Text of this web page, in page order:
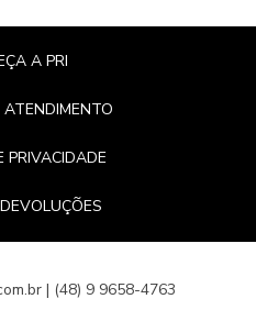
A PRI
PRIVACIDADE
| (48) 9 9658-4763